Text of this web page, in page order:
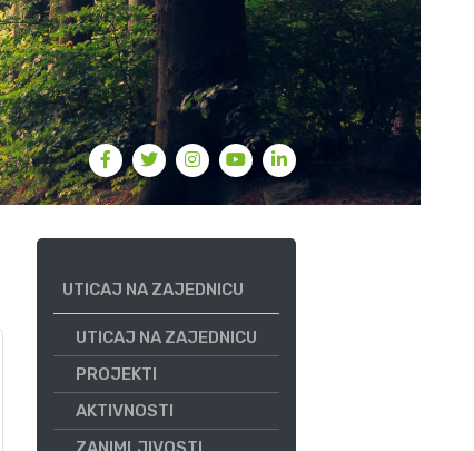
UTICAJ NA ZAJEDNICU
UTICAJ NA ZAJEDNICU
PROJEKTI
AKTIVNOSTI